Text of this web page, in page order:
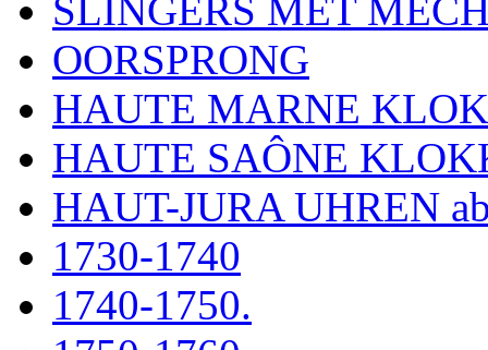
SLINGERS MET
OORSPRONG
HAUTE MARNE
HAUTE SAÔNE
HAUT-JURA UHREN
1730-1740
1740-1750.